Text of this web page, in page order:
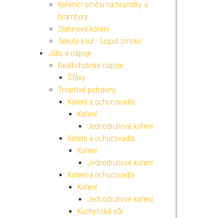
Kořenící směsi na hranolky a
brambory
Slaninové koření
Tekutý kouř - Liquid smoke
Jídlo a nápoje
Nealkoholické nápoje
Šťávy
Trvanlivé potraviny
Koření a ochucovadla
Koření
Jednodruhové koření
Koření a ochucovadla
Koření
Jednodruhové koření
Koření a ochucovadla
Koření
Jednodruhové koření
Kuchyňská sůl